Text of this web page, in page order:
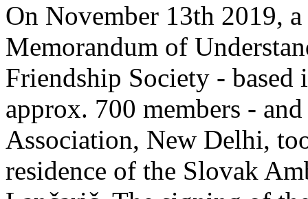
On November 13th 2019,
Memorandum of
Friendship Society -
approx. 700 members -
Association, New Delhi,
residence of the Slovak